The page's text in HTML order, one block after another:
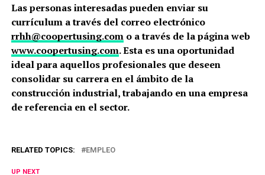
Las personas interesadas pueden enviar su
currículum a través del correo electrónico
rrhh@coopertusing.como a través de la página web
www.coopertusing.com. Esta es una oportunidad
ideal para aquellos profesionales que deseen
consolidar su carrera en el ámbito de la
construcción industrial, trabajando en una empresa
de referencia en el sector.
RELATED TOPICS: EMPLEO
UP NEXT